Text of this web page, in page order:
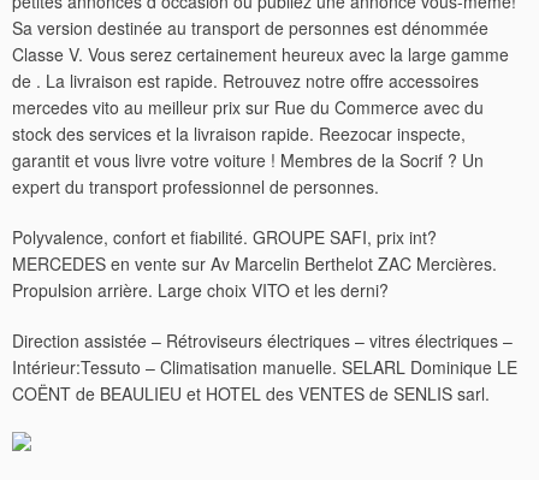
Sa version destinée au transport de personnes est dénommée
Classe V. Vous serez certainement heureux avec la large gamme
de . La livraison est rapide. Retrouvez notre offre accessoires
mercedes vito au meilleur prix sur Rue du Commerce avec du
stock des services et la livraison rapide. Reezocar inspecte,
garantit et vous livre votre voiture ! Membres de la Socrif ? Un
expert du transport professionnel de personnes.
Polyvalence, confort et fiabilité. GROUPE SAFI, prix int?
MERCEDES en vente sur Av Marcelin Berthelot ZAC Mercières.
Propulsion arrière. Large choix VITO et les derni?
Direction assistée – Rétroviseurs électriques – vitres électriques –
Intérieur:Tessuto – Climatisation manuelle. SELARL Dominique LE
COËNT de BEAULIEU et HOTEL des VENTES de SENLIS sarl.